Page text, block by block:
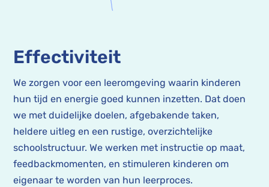
Effectiviteit
We zorgen voor een leeromgeving waarin kinderen
hun tijd en energie goed kunnen inzetten. Dat doen
we met duidelijke doelen, afgebakende taken,
heldere uitleg en een rustige, overzichtelijke
schoolstructuur. We werken met instructie op maat,
feedbackmomenten, en stimuleren kinderen om
eigenaar te worden van hun leerproces.